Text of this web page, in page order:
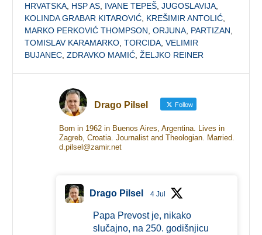
HRVATSKA HSP AS IVANE TEPEŠ ,JUGOSLAVIJA
KOLINDA GRABAR KITAROVIĆ KREŠIMIR ANTOLIĆ
MARKO PERKOVIĆ THOMPSON ,ORJUNA PARTIZAN
TOMISLAV KARAMARKO ,TORCIDA ,VELIMIR
BUJANEC ,ZDRAVKO MAMIĆ ,ŽELJKO REINER
Drago Pilsel Follow
Born in 1962 in Buenos Aires, Argentina. Lives in
Zagreb, Croatia. Journalist and Theologian. Married.
d.pilsel@zamir.net
Drago Pilsel 4 Jul
Papa Prevost je, nikako
slučajno, na 250. godišnjicu